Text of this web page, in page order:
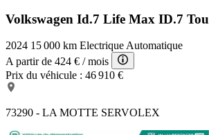
Volkswagen Id.7 Life Max ID.7
2024 15 000 km ElectriqueAutomatique
A partir de 424 € / mois
Prix du véhicule : 46 910 €
73290 - LA MOTTE SERVOLEX